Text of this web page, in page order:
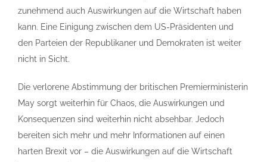
zunehmend auch Auswirkungen auf die Wirtschaft haben
kann. Eine Einigung zwischen dem US-Präsidenten und
den Parteien der Republikaner und Demokraten ist weiter
nicht in Sicht.
Die verlorene Abstimmung der britischen Premierministerin
May sorgt weiterhin für Chaos, die Auswirkungen und
Konsequenzen sind weiterhin nicht absehbar. Jedoch
bereiten sich mehr und mehr Informationen auf einen
harten Brexit vor – die Auswirkungen auf die Wirtschaft